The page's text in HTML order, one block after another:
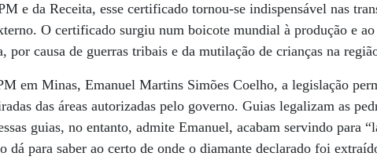
e da Receita, esse certificado tornou-se indispensável nas
O certificado surgiu num boicote mundial à produção e
por causa de guerras tribais e da mutilação de crianças na
em Minas, Emanuel Martins Simões Coelho, a legislação
das áreas autorizadas pelo governo. Guias legalizam as
guias, no entanto, admite Emanuel, acabam servindo para
dá para saber ao certo de onde o diamante declarado foi